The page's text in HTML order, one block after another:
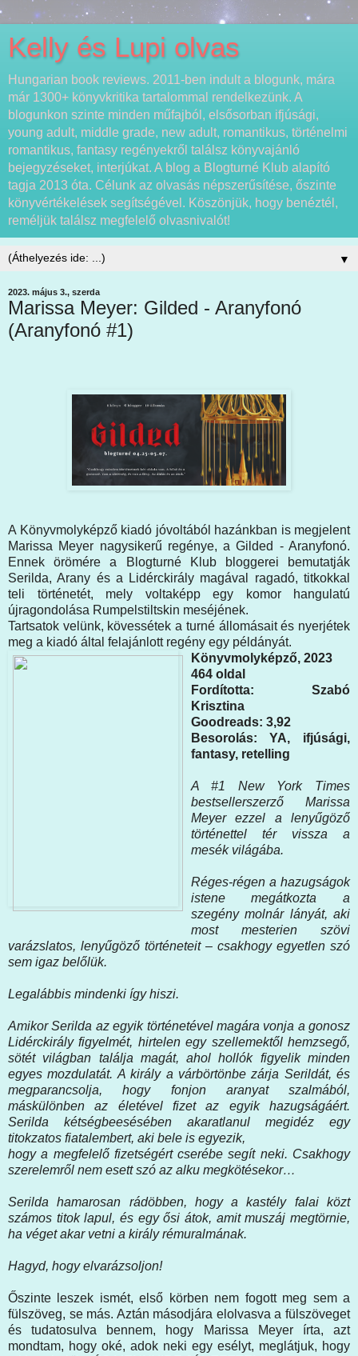
Kelly és Lupi olvas
Hungarian book reviews. 2011-ben indult a blogunk, mára
már 1300+ könyvkritika tartalommal rendelkezünk. A
blogunkon szinte minden műfajból, elsősorban ifjúsági,
young adult, middle grade, new adult, romantikus, történelmi
romantikus, fantasy regényekről találsz könyvajánló
bejegyzéseket, interjúkat. A blog a Blogturné Klub alapító
tagja 2013 óta. Célunk az olvasás népszerűsítése, őszinte
könyvértékelések segítségével. Köszönjük, hogy benéztél,
reméljük találsz megfelelő olvasnivalót!
▼
2023. május 3., szerda
Marissa Meyer: Gilded - Aranyfonó
(Aranyfonó #1)
A Könyvmolyképző kiadó jóvoltából hazánkban is megjelent
Marissa Meyer nagysikerű regénye, a Gilded - Aranyfonó.
Ennek örömére a Blogturné Klub bloggerei bemutatják
Serilda, Arany és a Lidérckirály magával ragadó, titkokkal
teli történetét, mely voltaképp egy komor hangulatú
újragondolása Rumpelstiltskin meséjének.
Tartsatok velünk, kövessétek a turné állomásait és nyerjétek
meg a kiadó által felajánlott regény egy példányát.
Könyvmolyképző, 2023
464 oldal
Fordította: Szabó
Krisztina
Goodreads: 3,92
Besorolás: YA, ifjúsági,
fantasy, retelling
A ​#1 New York Times
bestsellerszerző Marissa
Meyer ezzel a lenyűgöző
történettel tér vissza a
mesék világába.
Réges-régen a hazugságok
istene megátkozta a
szegény molnár lányát, aki
most mesterien szövi
varázslatos, lenyűgöző történeteit – csakhogy egyetlen szó
sem igaz belőlük.
Legalábbis mindenki így hiszi.
Amikor Serilda az egyik történetével magára vonja a gonosz
Lidérckirály figyelmét, hirtelen egy szellemektől hemzsegő,
sötét világban találja magát, ahol hollók figyelik minden
egyes mozdulatát. A király a várbörtönbe zárja Serildát, és
megparancsolja, hogy fonjon aranyat szalmából,
máskülönben az életével fizet az egyik hazugságáért.
Serilda kétségbeesésében akaratlanul megidéz egy
titokzatos fiatalembert, aki bele is egyezik,
hogy a megfelelő fizetségért cserébe segít neki. Csakhogy
szerelemről nem esett szó az alku megkötésekor…
Serilda hamarosan rádöbben, hogy a kastély falai közt
számos titok lapul, és egy ősi átok, amit muszáj megtörnie,
ha véget akar vetni a király rémuralmának.
Hagyd, hogy elvarázsoljon!
Őszinte leszek ismét, első körben nem fogott meg sem a
fülszöveg, se más. Aztán másodjára elolvasva a fülszöveget
és tudatosulva bennem, hogy Marissa Meyer írta, azt
mondtam, hogy oké, adok neki egy esélyt, meglátjuk, hogy